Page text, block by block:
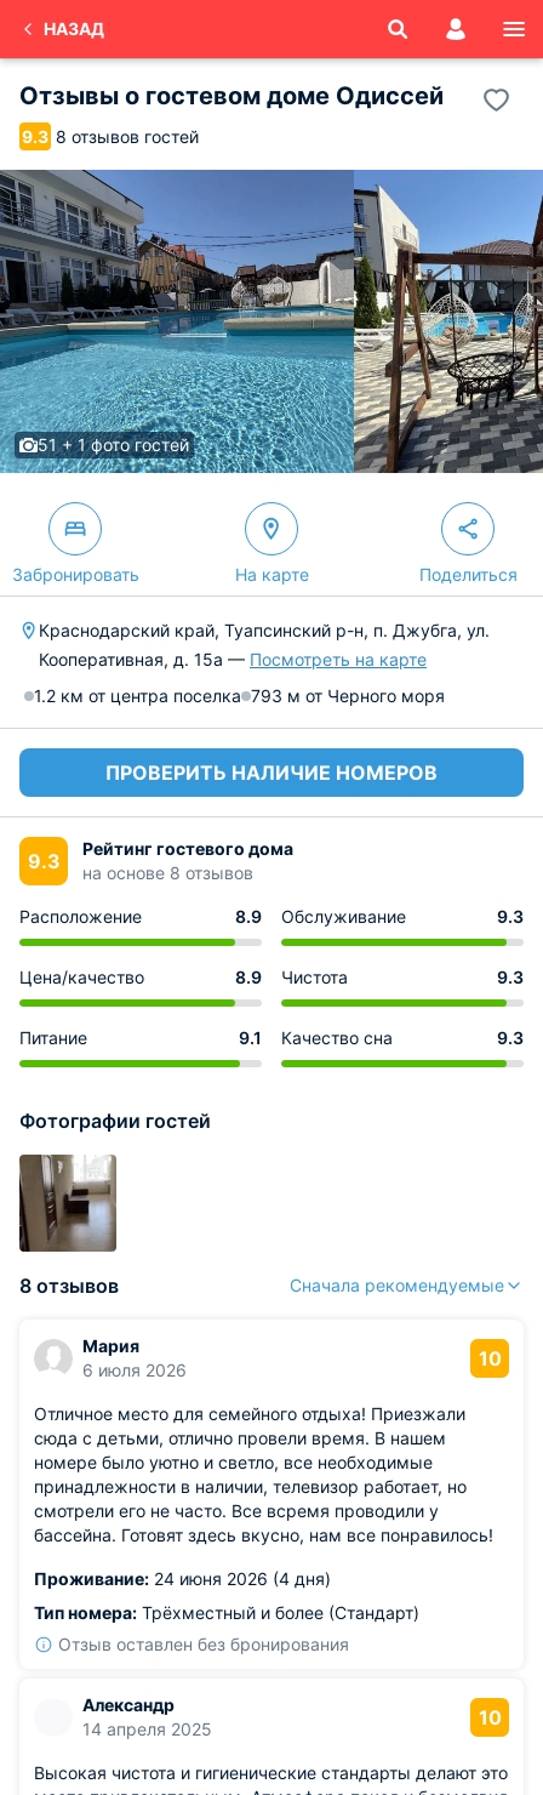
НАЗАД
Отзывы о гостевом доме Одиссей
9.3 8 отзывов гостей
51 + 1 фото гостей
Забронировать На карте Поделиться
Краснодарский край, Туапсинский р-н, п. Джубга, ул.
Кооперативная, д. 15а — Посмотреть на карте
1.2 км от центра поселка 793 м от Черного моря
ПРОВЕРИТЬ НАЛИЧИЕ НОМЕРОВ
9.3
Рейтинг гостевого дома
на основе 8 отзывов
Расположение 8.9 Обслуживание 9.3
Цена/качество 8.9 Чистота 9.3
Питание 9.1 Качество сна 9.3
Фотографии гостей
8 отзывов Сначала рекомендуемые
Мария
6 июля 2026
10
Отличное место для семейного отдыха! Приезжали
сюда с детьми, отлично провели время. В нашем
номере было уютно и светло, все необходимые
принадлежности в наличии, телевизор работает, но
смотрели его не часто. Все всремя проводили у
бассейна. Готовят здесь вкусно, нам все понравилось!
Проживание: 24 июня 2026 (4 дня)
Тип номера: Трёхместный и более (Стандарт)
Отзыв оставлен без бронирования
Александр
14 апреля 2025
10
Высокая чистота и гигиенические стандарты делают это